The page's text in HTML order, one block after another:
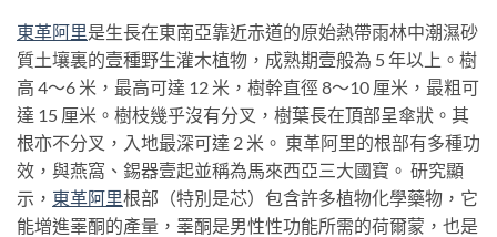
東革阿里是生長在東南亞靠近赤道的原始熱帶雨林中潮濕砂
質土壤裏的壹種野生灌木植物，成熟期壹般為 5 年以上。樹
高 4～6 米，最高可達 12 米，樹幹直徑 8～10 厘米，最粗可
達 15 厘米。樹枝幾乎沒有分叉，樹葉長在頂部呈傘狀。其
根亦不分叉，入地最深可達 2 米。 東革阿里的根部有多種功
效，與燕窩、錫器壹起並稱為馬來西亞三大國寶。 研究顯
示， 東革阿里根部（特別是芯）包含許多植物化學藥物，它
能增進睪酮的產量，睪酮是男性性功能所需的荷爾蒙，也是